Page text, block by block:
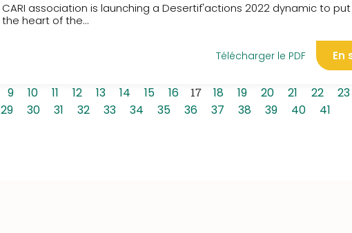
CARI association is launching a Desertif'actions 2022 dynamic to
the heart of the...
Télécharger le PDF En
9 10 11 12 13 14 15 16 17 18 19 20 21 22 23
29 30 31 32 33 34 35 36 37 38 39 40 41